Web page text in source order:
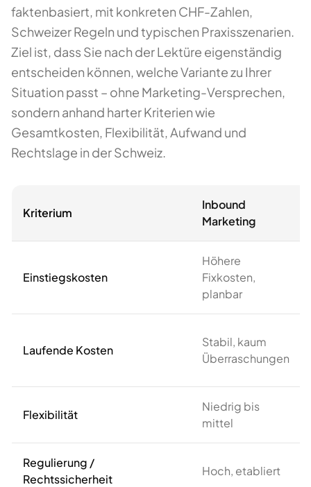
faktenbasiert, mit konkreten CHF-Zahlen,
Schweizer Regeln und typischen Praxisszenarien.
Ziel ist, dass Sie nach der Lektüre eigenständig
entscheiden können, welche Variante zu Ihrer
Situation passt – ohne Marketing-Versprechen,
sondern anhand harter Kriterien wie
Gesamtkosten, Flexibilität, Aufwand und
Rechtslage in der Schweiz.
Kriterium
Inbound
Marketing
Einstiegskosten
Höhere
Fixkosten,
planbar
Laufende Kosten
Stabil, kaum
Überraschungen
Flexibilität
Niedrig bis
mittel
Regulierung /
Rechtssicherheit
Hoch, etabliert